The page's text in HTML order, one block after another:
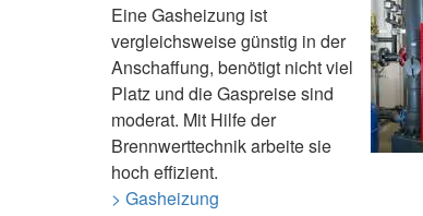
Eine Gasheizung ist
vergleichsweise günstig in der
Anschaffung, benötigt nicht viel
Platz und die Gaspreise sind
moderat. Mit Hilfe der
Brennwerttechnik arbeite sie
hoch effizient.
> Gasheizung